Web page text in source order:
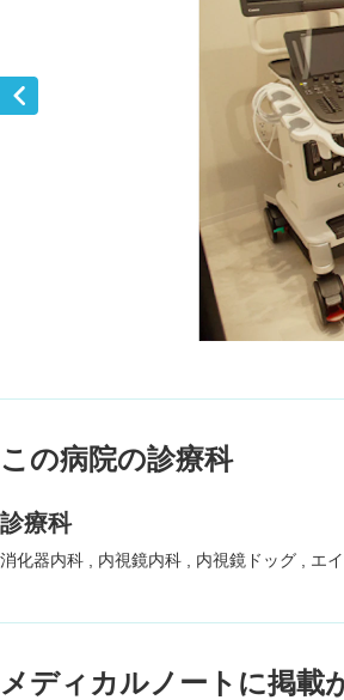
この病院の診療科
診療科
消化器内科 内視鏡内科 内視鏡ドッグ エ
メディカルノートに掲載